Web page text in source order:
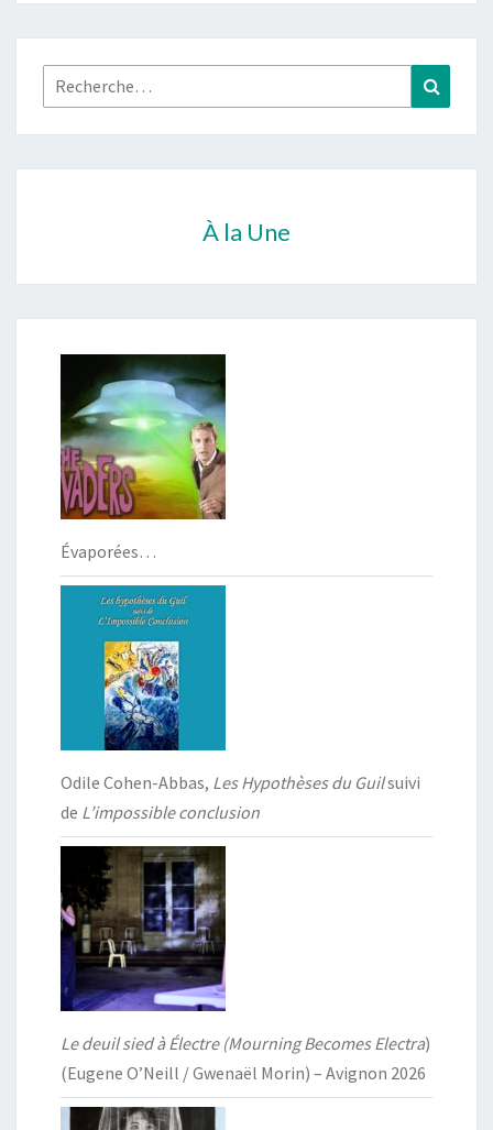
Rechercher :
À la Une
Évaporées…
Odile Cohen-Abbas, Les Hypothèses du Guilsuivi
de L’impossible conclusion
Le deuil sied à Électre (Mourning Becomes Electra)
(Eugene O’Neill / Gwenaël Morin) – Avignon 2026